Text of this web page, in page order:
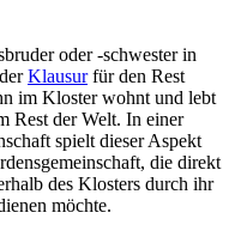
oder -schwester in
Klausurfür den Rest
im Kloster wohnt und lebt
Rest der Welt. In einer
spielt dieser Aspekt
die direkt
des Klosters durch ihr
möchte.